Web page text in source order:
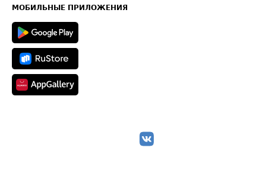
Техническая информация
МОБИЛЬНЫЕ ПРИЛОЖЕНИЯ